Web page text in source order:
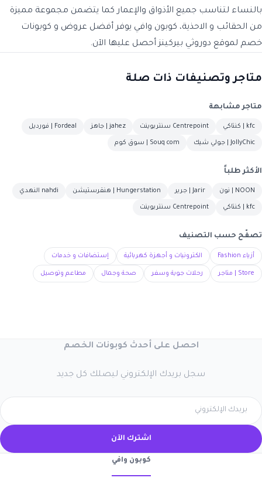
بالنساء لتناسب جميع الأذواق والإعمار كما يتضمن مجموعة مميزة
من الحقائب و الاحذية، كوبون وافي يوفر أفضل عروض و كوبونات
خصم لموقع دوروثي بيركينز أحصل عليها الآن.
متاجر وتصنيفات ذات صلة
متاجر مشابهة
kfc | كنتاكي Centrepoint سنتربوينت jahez | جاهز Fordeal | فورديل
JollyChic | جولي شيك Souq com | سوق كوم
الأكثر طلباً
NOON | نون Jarir | جرير Hungerstation | هنقرستيشن nahdi النهدي
kfc | كنتاكي Centrepoint سنتربوينت
تصفّح حسب التصنيف
أزياء Fashion الكترونيات و أجهزة كهربائية إستضافات و خدمات
Store | متاجر رحلات جوية وسفر صحة وجمال مطاعم وتوصيل
احصل على أحدث كوبونات الخصم
سجل بريدك الإلكتروني ليصلك كل جديد
اشترك الآن
كوبون وافي